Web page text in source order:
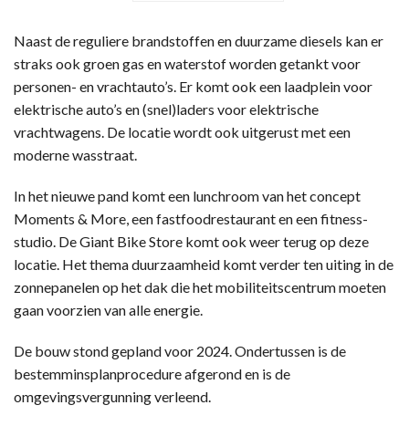
Naast de reguliere brandstoffen en duurzame diesels kan er
straks ook groen gas en waterstof worden getankt voor
personen- en vrachtauto’s. Er komt ook een laadplein voor
elektrische auto’s en (snel)laders voor elektrische
vrachtwagens. De locatie wordt ook uitgerust met een
moderne wasstraat.
In het nieuwe pand komt een lunchroom van het concept
Moments & More, een fastfoodrestaurant en een fitness-
studio. De Giant Bike Store komt ook weer terug op deze
locatie. Het thema duurzaamheid komt verder ten uiting in de
zonnepanelen op het dak die het mobiliteitscentrum moeten
gaan voorzien van alle energie.
De bouw stond gepland voor 2024. Ondertussen is de
bestemminsplanprocedure afgerond en is de
omgevingsvergunning verleend.